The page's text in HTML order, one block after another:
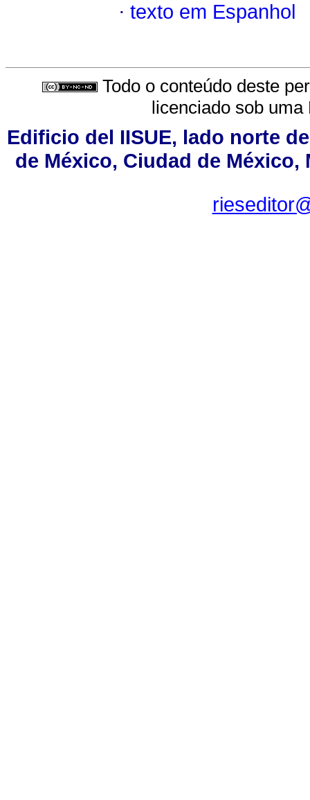
· texto em Espanhol
Todo o conteúdo deste
licenciado sob uma
Edificio del IISUE, lado norte
de México, Ciudad de México,